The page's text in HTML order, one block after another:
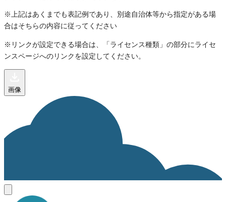
※上記はあくまでも表記例であり、別途自治体等から指定がある場
合はそちらの内容に従ってください
※リンクが設定できる場合は、「ライセンス種類」の部分にライセ
ンスページへのリンクを設定してください。
画像